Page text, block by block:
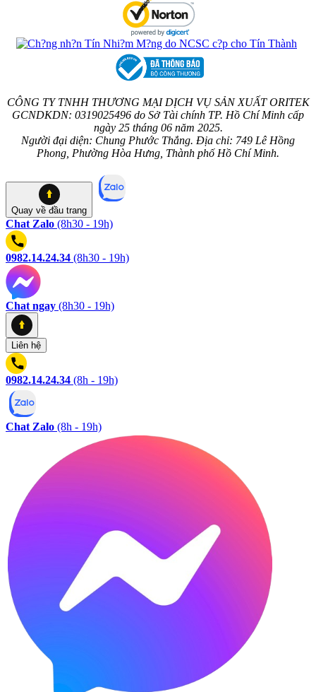
CÔNG TY TNHH THƯƠNG MẠI DỊCH VỤ SẢN XUẤT ORITEK
GCNDKDN: 0319025496 do Sở Tài chính TP. Hồ Chí Minh cấp
ngày 25 tháng 06 năm 2025.
Người đại diện: Chung Phước Thắng. Địa chỉ: 749 Lê Hồng
Phong, Phường Hòa Hưng, Thành phố Hồ Chí Minh.
Quay về đầu trang
Chat Zalo (8h30 - 19h)
0982.14.24.34 (8h30 - 19h)
Chat ngay (8h30 - 19h)
Liên hệ
0982.14.24.34 (8h - 19h)
Chat Zalo (8h - 19h)